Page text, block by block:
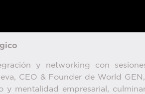
y networking con
CEO & Founder de World
y mentalidad empresarial,